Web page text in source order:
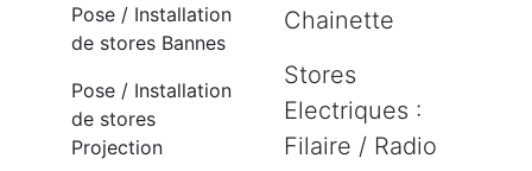
Pose / Installation
de stores Bannes
Pose / Installation
de stores
Projection
Chainette
Stores
Electriques :
Filaire / Radio